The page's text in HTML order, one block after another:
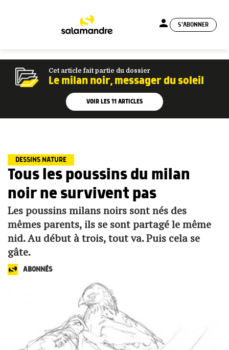
person S'ABONNER
Cet article fait partie du dossier
Le milan noir, messager du soleil
VOIR LES 11 ARTICLES
DESSINS NATURE
Tous les poussins du milan
noir ne survivent pas
Les poussins milans noirs sont nés des
mêmes parents, ils se sont partagé le même
nid. Au début à trois, tout va. Puis cela se
gâte.
ABONNÉS